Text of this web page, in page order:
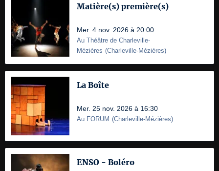
Matière(s) première(s)
Mer. 4 nov. 2026 à 20:00
Au Théâtre de Charleville-
Mézières (Charleville-Mézières)
La Boîte
Mer. 25 nov. 2026 à 16:30
Au FORUM (Charleville-Mézières)
ENSO - Boléro